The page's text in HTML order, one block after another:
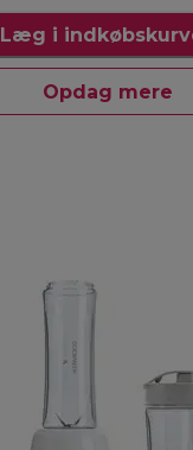
Læg i
Opdag mere